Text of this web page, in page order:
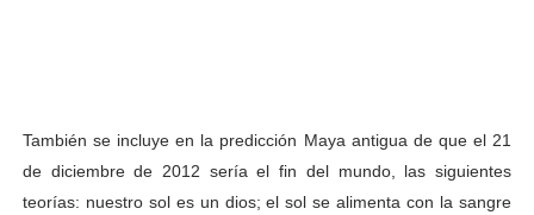
También se incluye en la predicción Maya antigua de que el 21
de diciembre de 2012 sería el fin del mundo, las siguientes
teorías: nuestro sol es un dios; el sol se alimenta con la sangre